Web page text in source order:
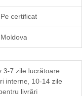
Pe certificat
Moldova
3-7 zile lucrătoare
interne, 10-14 zile
livrări